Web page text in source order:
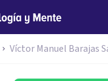
Víctor Manuel Barajas